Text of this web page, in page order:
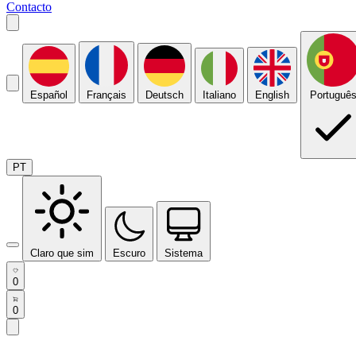
Contacto
Español Français Deutsch Italiano English Português
PT
Claro que sim Escuro Sistema
0
0